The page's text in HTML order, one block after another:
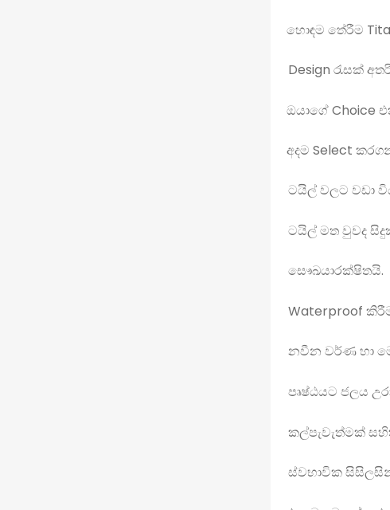
හොඳම තේරීම
Design රැසක්
ඔයාගේ Choice
අදම Select
ටයිල් වලට වඩා
ටයිල් මත වුවද
සෞඛයාරක්ෂිතයි.
Waterproof
නවීන වර්ණ හා
පෘෂ්ඨයට ජලය
කල්පැවැත්මක්
ස්වභාවික